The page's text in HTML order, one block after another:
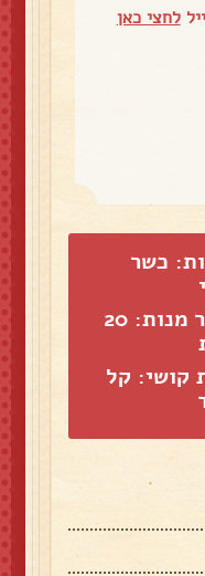
לחצי כאן
כשר
מנות: 20
קושי: קל